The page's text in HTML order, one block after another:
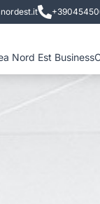
Nord Est Business